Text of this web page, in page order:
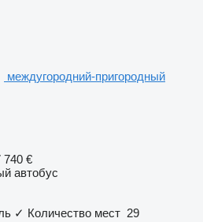
междугородний-пригородный
740 €
автобус
✓ Количество мест 29